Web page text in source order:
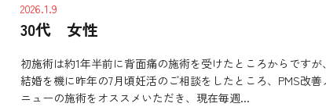
2026.1.9
30代 女性
初施術は約1年半前に背面痛の施術を受けたところからですが、
結婚を機に昨年の7月頃妊活のご相談をしたところ、PMS改善
ニューの施術をオススメいただき、現在毎週...